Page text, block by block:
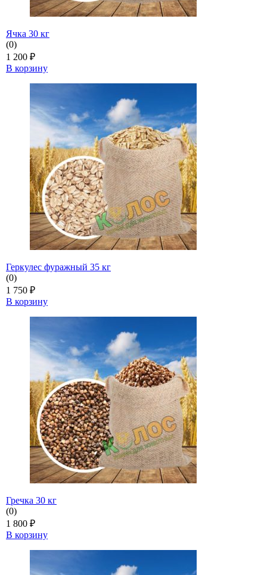
Ячка 30 кг
(0)
1 200 ₽
В корзину
Геркулес фуражный 35 кг
(0)
1 750 ₽
В корзину
Гречка 30 кг
(0)
1 800 ₽
В корзину